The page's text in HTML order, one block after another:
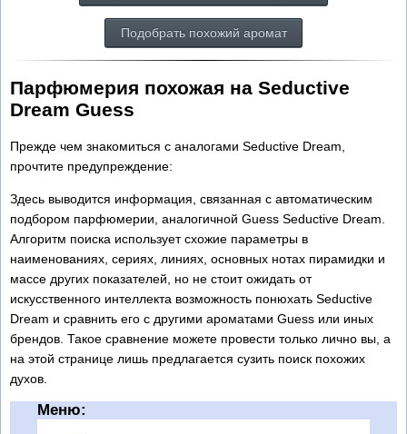
Подобрать похожий аромат
Парфюмерия похожая на Seductive
Dream Guess
Прежде чем знакомиться с аналогами Seductive Dream,
прочтите предупреждение:
Здесь выводится информация, связанная с автоматическим
подбором парфюмерии, аналогичной Guess Seductive Dream.
Алгоритм поиска использует схожие параметры в
наименованиях, сериях, линиях, основных нотах пирамидки и
массе других показателей, но не стоит ожидать от
искусственного интеллекта возможность понюхать Seductive
Dream и сравнить его с другими ароматами Guess или иных
брендов. Такое сравнение можете провести только лично вы, а
на этой странице лишь предлагается сузить поиск похожих
духов.
Меню: